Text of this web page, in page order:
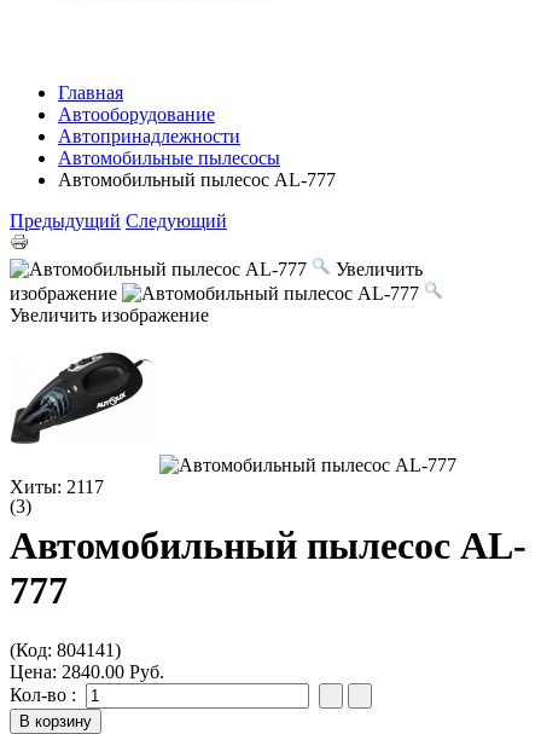
Главная
Автооборудование
Автопринадлежности
Автомобильные пылесосы
Автомобильный пылесос AL-777
Предыдущий Следующий
Увеличить
изображение
Увеличить изображение
Хиты: 2117
(3)
Автомобильный пылесос AL-
777
(Код: 804141)
Цена: 2840.00 Руб.
Кол-во :